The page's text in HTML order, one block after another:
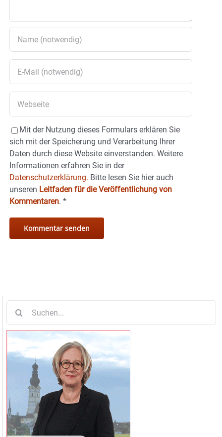
Mit der Nutzung dieses Formulars erklären Sie
sich mit der Speicherung und Verarbeitung Ihrer
Daten durch diese Website einverstanden. Weitere
Informationen erfahren Sie in der
Datenschutzerklärung. Bitte lesen Sie hier auch
unseren Leitfaden für die Veröffentlichung von
Kommentaren. *
nach: